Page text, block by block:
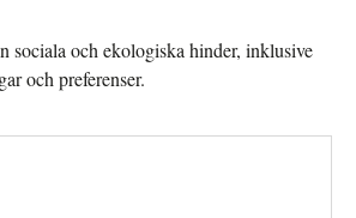
sociala och ekologiska hinder, inklusive
och preferenser.